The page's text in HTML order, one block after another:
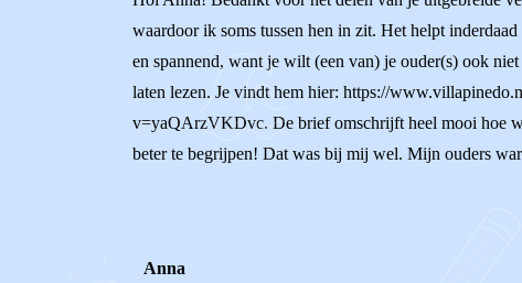
waardoor ik soms tussen hen in zit. Het helpt
en spannend, want je wilt (een van) je ouder(s) ook
laten lezen. Je vindt hem hier: https://
v=yaQArzVKDvc. De brief omschrijft heel mooi hoe
beter te begrijpen! Dat was bij mij wel. Mijn ouders
Anna